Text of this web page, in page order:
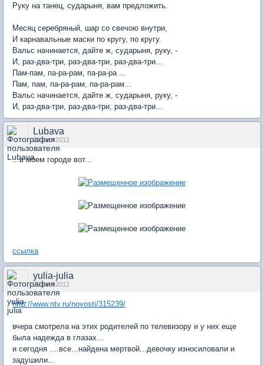
Руку на танец, сударыня, вам предложить.
Месяц серебряный, шар со свечою внутри,
И карнавальные маски по кругу, по кругу.
Вальс начинается, дайте ж, сударыня, руку, -
И, раз-два-три, раз-два-три, раз-два-три...
Пам-пам, па-ра-рам, па-ра-ра ...
Пам, пам, па-ра-рам, па-ра-рам...
Вальс начинается, дайте ж, сударыня, руку, -
И, раз-два-три, раз-два-три, раз-два-три...
Lubava
23 июл 2012
...в моем городе вот...
ссылка
yulia-julia
25 июл 2012
http://www.ntv.ru/novosti/315239/
вчера смотрела на этих родителей по телевизору и у них еще
была надежда в глазах...
и сегодня ....все...найдена мертвой...девочку износиловали и
задушили...